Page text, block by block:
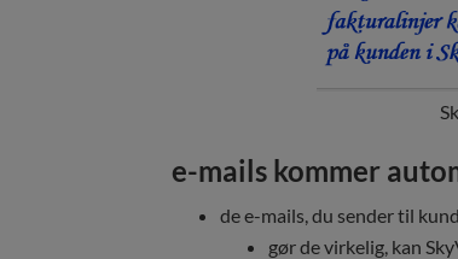
e-mails kommer
de e-mails, du sender til
gør de virkelig, kan